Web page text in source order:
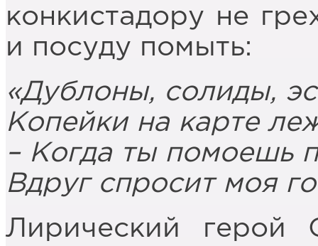
конкистадору не
и посуду помыть:
«Дублоны, солиды,
Копейки на карте
– Когда ты помоешь
Вдруг спросит моя
Лирический герой